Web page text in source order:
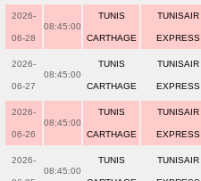
2026-
06-28
08:45:00
TUNIS
CARTHAGE
TUNISAIR
EXPRESS
2026-
06-27
08:45:00
TUNIS
CARTHAGE
TUNISAIR
EXPRESS
2026-
06-26
08:45:00
TUNIS
CARTHAGE
TUNISAIR
EXPRESS
2026-
08:45:00
TUNIS TUNISAIR